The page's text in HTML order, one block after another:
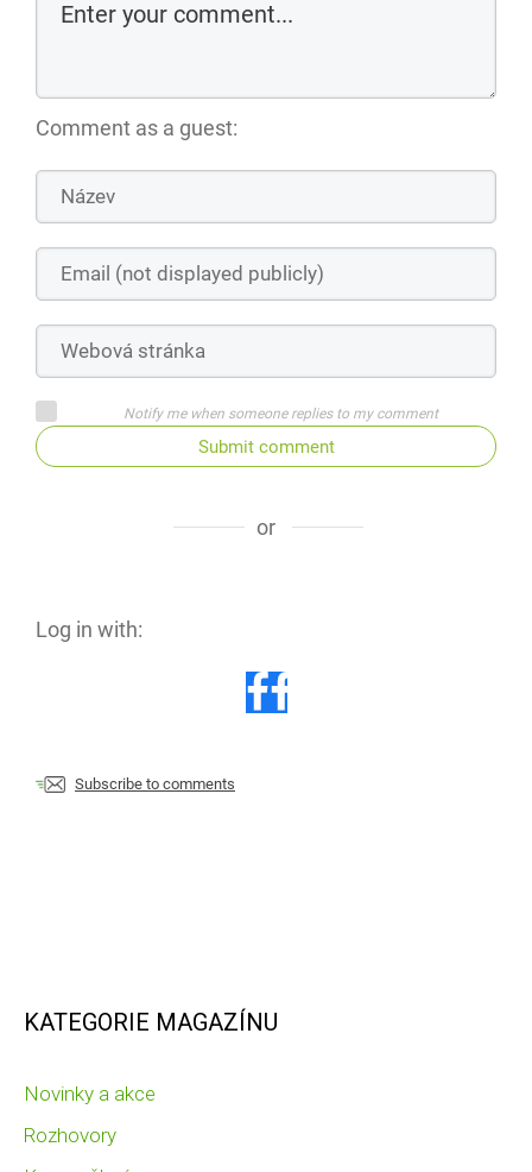
Comment as a guest:
Notify me when someone replies to my comment
Submit comment
or
Log in with:
Subscribe to comments
KATEGORIE MAGAZÍNU
Novinky a akce
Rozhovory